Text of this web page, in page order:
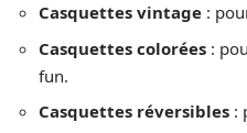
Casquettes vintage :
Casquettes colorées :
fun.
Casquettes réversibles :